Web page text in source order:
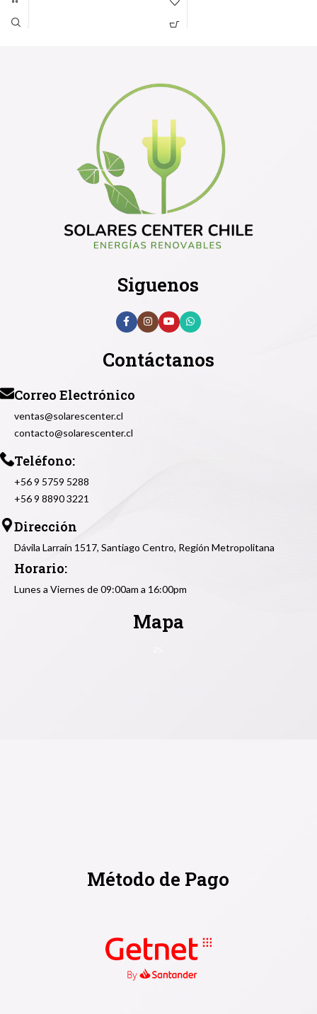
Siguenos
Contáctanos
Correo Electrónico
ventas@solarescenter.cl
contacto@solarescenter.cl
Teléfono:
+56 9 5759 5288
+56 9 8890 3221
Dirección
Dávila Larraín 1517, Santiago Centro, Región Metropolitana
Horario:
Lunes a Viernes de 09:00am a 16:00pm
Mapa
Método de Pago